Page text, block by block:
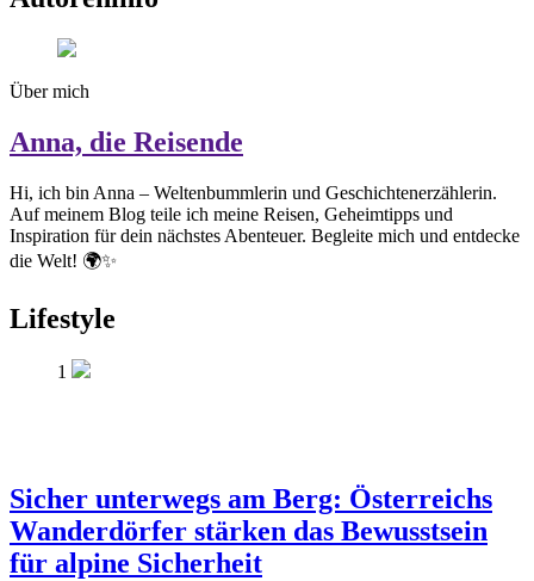
Über mich
Anna, die Reisende
Hi, ich bin Anna – Weltenbummlerin und Geschichtenerzählerin.
Auf meinem Blog teile ich meine Reisen, Geheimtipps und
Inspiration für dein nächstes Abenteuer. Begleite mich und entdecke
die Welt! 🌍✨
Lifestyle
1
Sicher unterwegs am Berg: Österreichs
Wanderdörfer stärken das Bewusstsein
für alpine Sicherheit